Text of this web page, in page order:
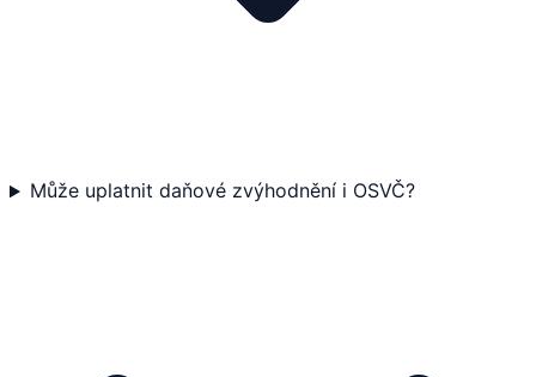
Může uplatnit daňové zvýhodnění i OSVČ?